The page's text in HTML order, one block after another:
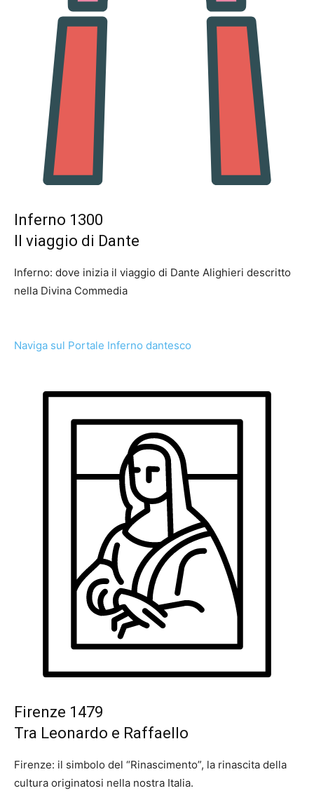
Inferno 1300
Il viaggio di Dante
Inferno: dove inizia il viaggio di Dante Alighieri descritto
nella Divina Commedia
Naviga sul Portale Inferno dantesco
Firenze 1479
Tra Leonardo e Raffaello
Firenze: il simbolo del “Rinascimento”, la rinascita della
cultura originatosi nella nostra Italia.